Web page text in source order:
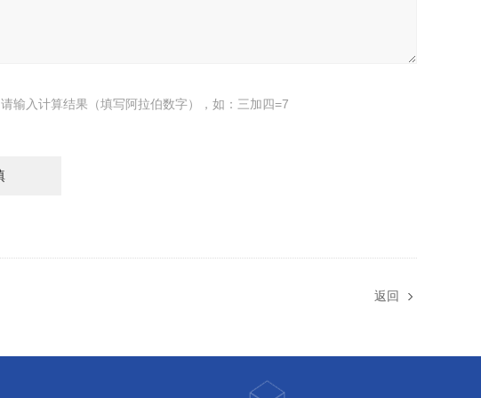
请输入计算结果（填写阿拉伯数字），如：三加四=7
返回